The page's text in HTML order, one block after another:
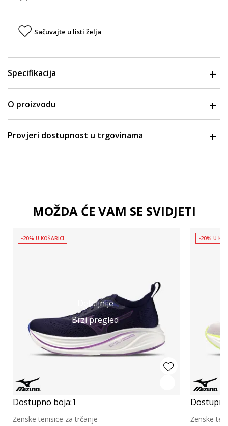
Sačuvajte u listi želja
Specifikacija
O proizvodu
Provjeri dostupnost u trgovinama
MOŽDA ĆE VAM SE SVIDJETI
Detaljnije
Brzi pregled
-20% U KOŠARICI
Dostupno boja:1
Ženske tenisice za trčanje
-20% U
Ženske